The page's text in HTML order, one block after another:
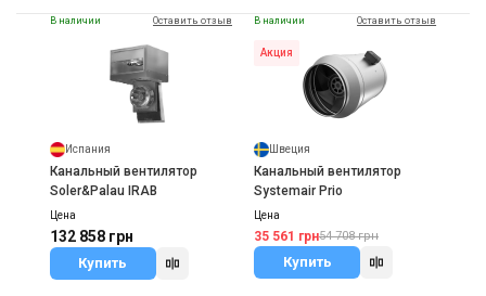
В наличии Оставить отзыв
Испания
Канальный вентилятор
Soler&Palau IRAB
Цена
132 858 грн
Купить
В наличии Оставить отзыв
Акция
Швеция
Канальный вентилятор
Systemair Prio
Цена
35 561 грн54 708 грн
Купить